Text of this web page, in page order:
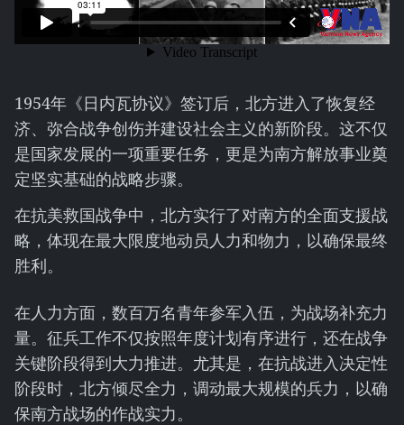
1954年《日内瓦协议》签订后，北方进入了恢复经
济、弥合战争创伤并建设社会主义的新阶段。这不仅
是国家发展的一项重要任务，更是为南方解放事业奠
定坚实基础的战略步骤。
在抗美救国战争中，北方实行了对南方的全面支援战
略，体现在最大限度地动员人力和物力，以确保最终
胜利。
在人力方面，数百万名青年参军入伍，为战场补充力
量。征兵工作不仅按照年度计划有序进行，还在战争
关键阶段得到大力推进。尤其是，在抗战进入决定性
阶段时，北方倾尽全力，调动最大规模的兵力，以确
保南方战场的作战实力。